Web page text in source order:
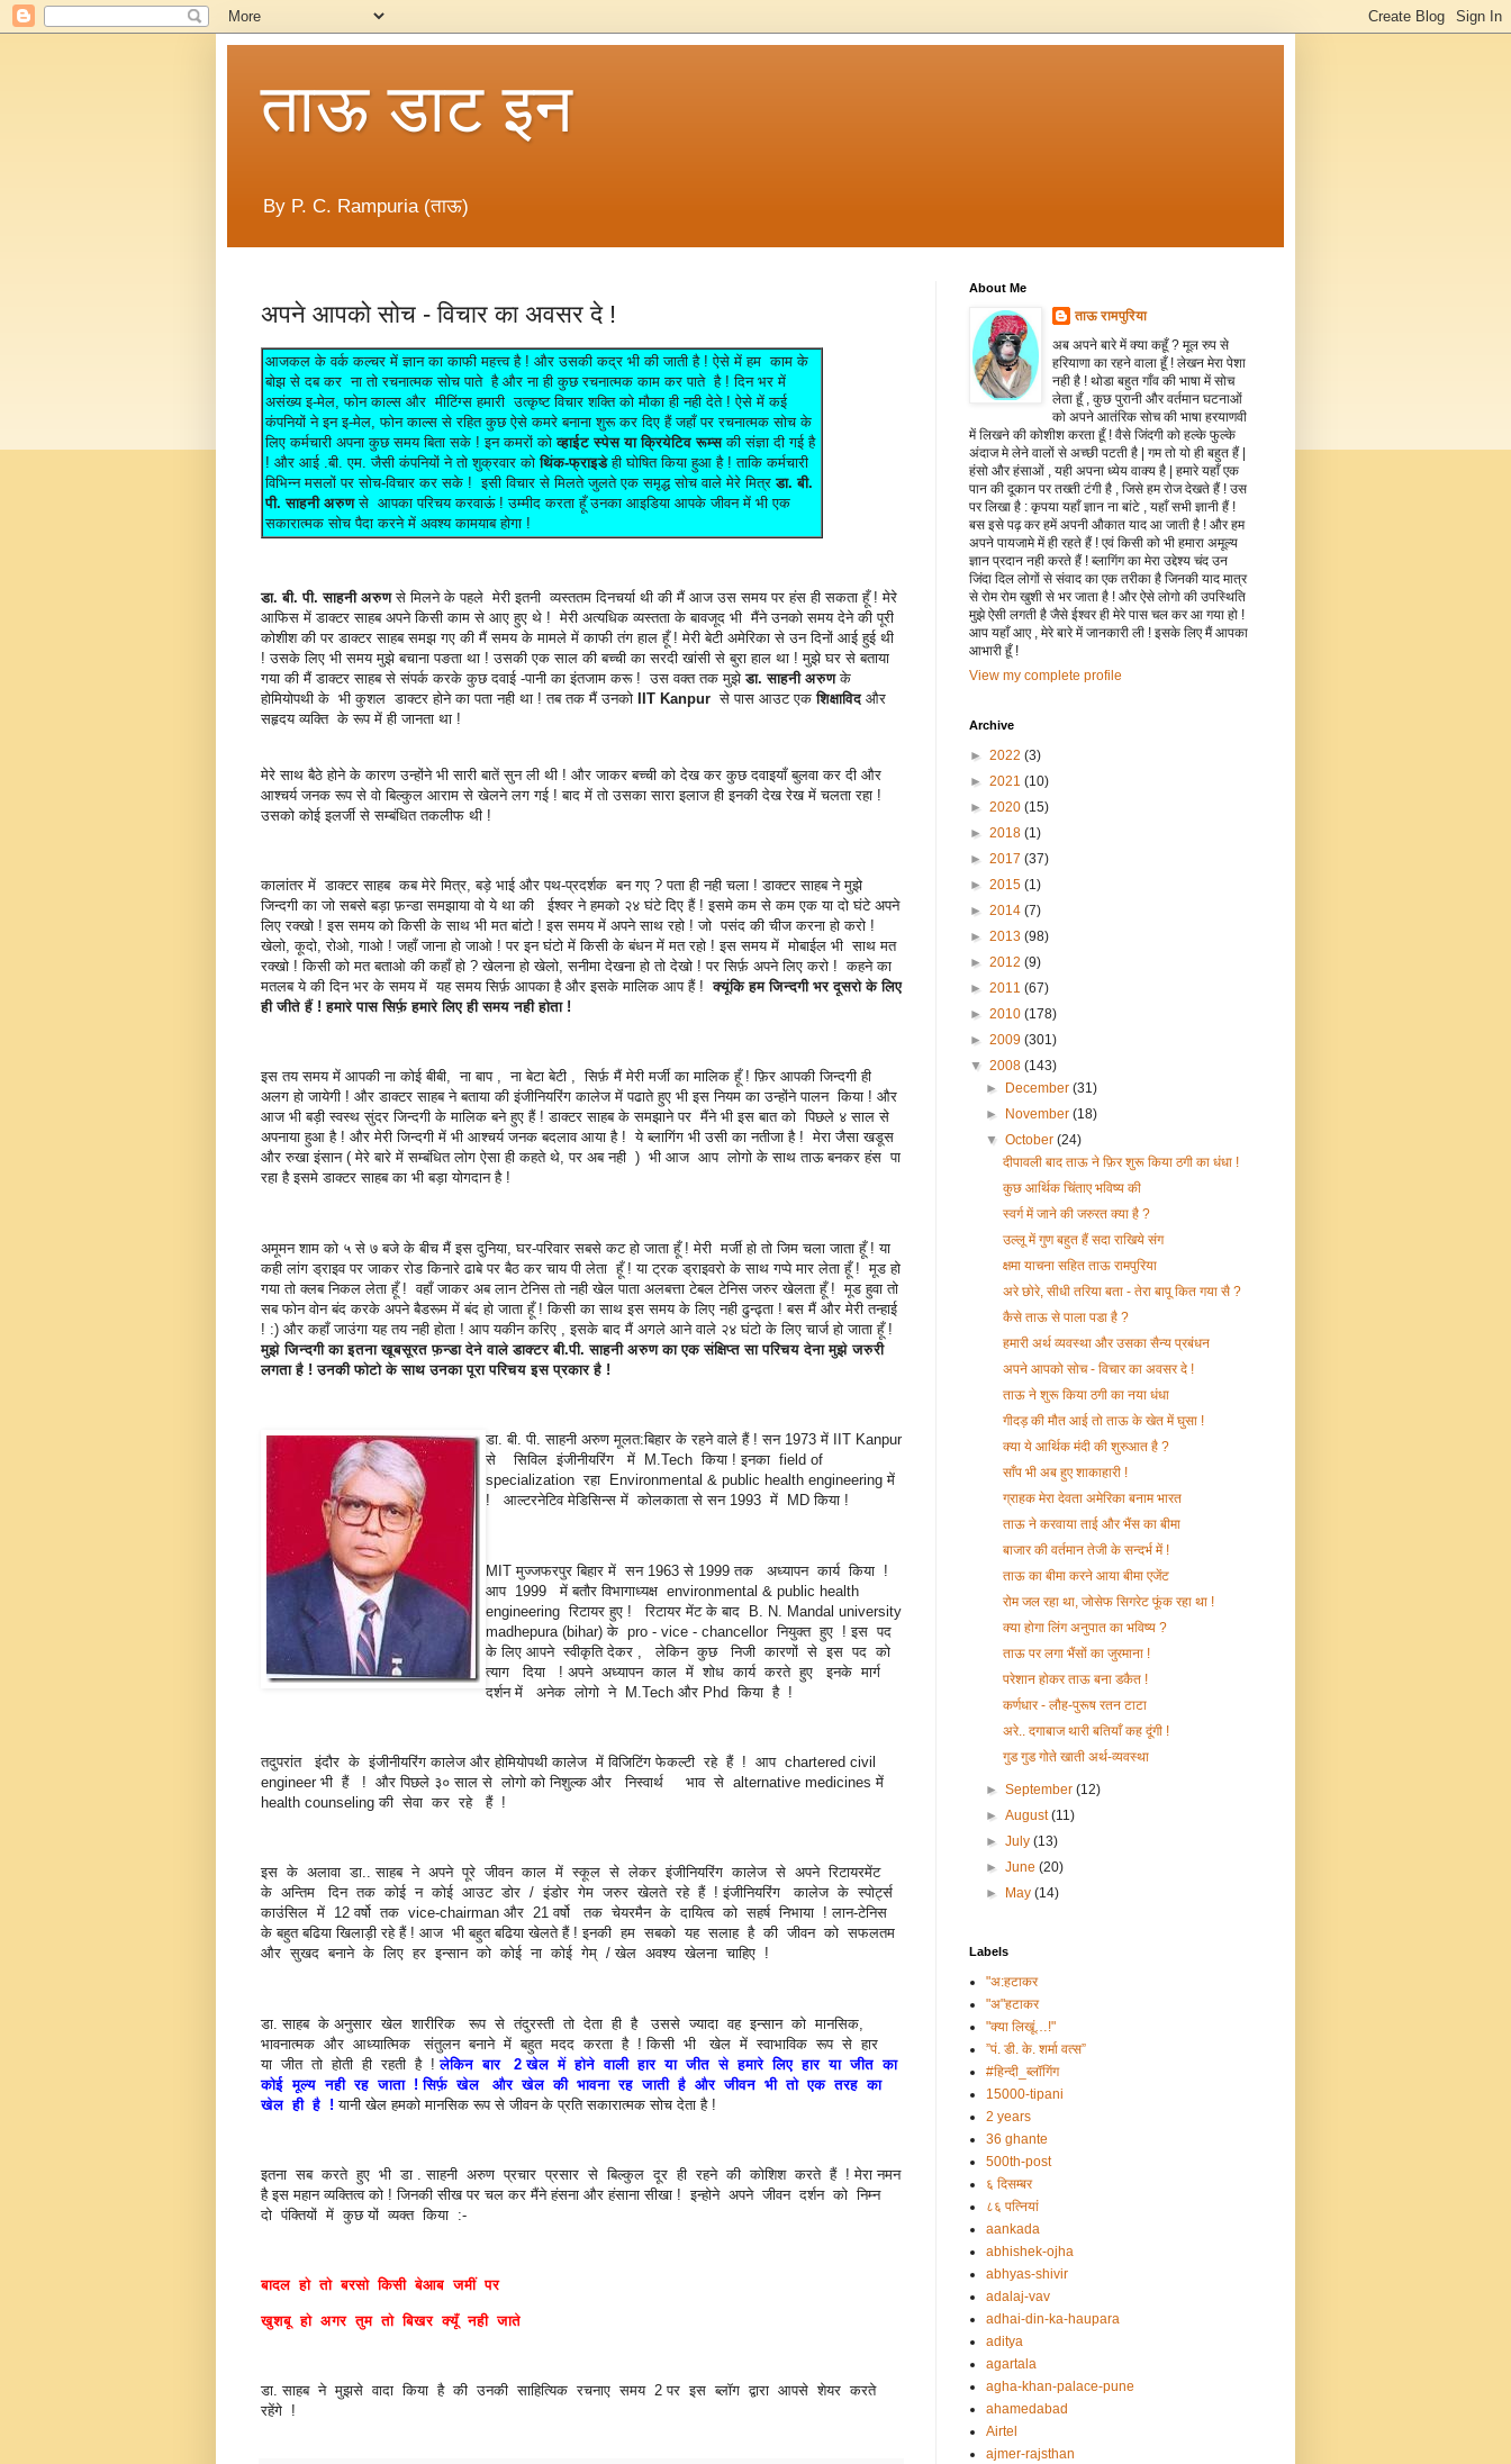
ताऊ डाट इन
By P. C. Rampuria (ताऊ)
अपने आपको सोच - विचार का अवसर दे !
आजकल के वर्क कल्चर में ज्ञान का काफी महत्त्व है ! और उसकी कद्र भी की जाती है ! ऐसे में हम काम के
बोझ से दब कर ना तो रचनात्मक सोच पाते है और ना ही कुछ रचनात्मक काम कर पाते है ! दिन भर में
असंख्य इ-मेल, फोन काल्स और मीटिंग्स हमारी उत्कृष्ट विचार शक्ति को मौका ही नही देते ! ऐसे में कई
कंपनियों ने इन इ-मेल, फोन काल्स से रहित कुछ ऐसे कमरे बनाना शुरू कर दिए हैं जहाँ पर रचनात्मक सोच के
लिए कर्मचारी अपना कुछ समय बिता सके ! इन कमरों कोव्हाईट स्पेस या क्रियेटिव रूम्सकी संज्ञा दी गई है
! और आई .बी. एम. जैसी कंपनियों ने तो शुक्रवार कोथिंक-फ्राइडेही घोषित किया हुआ है ! ताकि कर्मचारी
विभिन्न मसलों पर सोच-विचार कर सके ! इसी विचार से मिलते जुलते एक समृद्ध सोच वाले मेरे मित्रडा. बी.
पी. साहनी अरुणसे आपका परिचय करवाऊं ! उम्मीद करता हूँ उनका आइडिया आपके जीवन में भी एक
सकारात्मक सोच पैदा करने में अवश्य कामयाब होगा !
डा. बी. पी. साहनी अरुणसे मिलने के पहले मेरी इतनी व्यस्ततम दिनचर्या थी की मैं आज उस समय पर हंस ही सकता हूँ ! मेरे
आफिस में डाक्टर साहब अपने किसी काम से आए हुए थे ! मेरी अत्यधिक व्यस्तता के बावजूद भी मैंने उनको समय देने की पूरी
कोशीश की पर डाक्टर साहब समझ गए की मैं समय के मामले में काफी तंग हाल हूँ ! मेरी बेटी अमेरिका से उन दिनों आई हुई थी
! उसके लिए भी समय मुझे बचाना पङता था ! उसकी एक साल की बच्ची का सरदी खांसी से बुरा हाल था ! मुझे घर से बताया
गया की मैं डाक्टर साहब से संपर्क करके कुछ दवाई -पानी का इंतजाम करू ! उस वक्त तक मुझेडा. साहनी अरुणके
होमियोपथी के भी कुशल डाक्टर होने का पता नही था ! तब तक मैं उनको
IIT Kanpur से पास आउट एकशिक्षाविदऔर
सहृदय व्यक्ति के रूप में ही जानता था !
मेरे साथ बैठे होने के कारण उन्होंने भी सारी बातें सुन ली थी ! और जाकर बच्ची को देख कर कुछ दवाइयाँ बुलवा कर दी और
आश्चर्य जनक रूप से वो बिल्कुल आराम से खेलने लग गई ! बाद में तो उसका सारा इलाज ही इनकी देख रेख में चलता रहा !
उसको कोई इलर्जी से सम्बंधित तकलीफ थी !
कालांतर में डाक्टर साहब कब मेरे मित्र, बड़े भाई और पथ-प्रदर्शक बन गए ? पता ही नही चला ! डाक्टर साहब ने मुझे
जिन्दगी का जो सबसे बड़ा फ़न्डा समझाया वो ये था की ईश्वर ने हमको २४ घंटे दिए हैं ! इसमे कम से कम एक या दो घंटे अपने
लिए रक्खो ! इस समय को किसी के साथ भी मत बांटो ! इस समय में अपने साथ रहो ! जो पसंद की चीज करना हो करो !
खेलो, कूदो, रोओ, गाओ ! जहाँ जाना हो जाओ ! पर इन घंटो में किसी के बंधन में मत रहो ! इस समय में मोबाईल भी साथ मत
रक्खो ! किसी को मत बताओ की कहाँ हो ? खेलना हो खेलो, सनीमा देखना हो तो देखो ! पर सिर्फ़ अपने लिए करो ! कहने का
मतलब ये की दिन भर के समय में यह समय सिर्फ़ आपका है और इसके मालिक आप हैं !क्यूंकि हम जिन्दगी भर दूसरो के लिए
ही जीते हैं ! हमारे पास सिर्फ़ हमारे लिए ही समय नही होता !
इस तय समय में आपकी ना कोई बीबी, ना बाप , ना बेटा बेटी , सिर्फ़ मैं मेरी मर्जी का मालिक हूँ ! फ़िर आपकी जिन्दगी ही
अलग हो जायेगी ! और डाक्टर साहब ने बताया की इंजीनियरिंग कालेज में पढाते हुए भी इस नियम का उन्होंने पालन किया ! और
आज भी बड़ी स्वस्थ सुंदर जिन्दगी के मालिक बने हुए हैं ! डाक्टर साहब के समझाने पर मैंने भी इस बात को पिछले ४ साल से
अपनाया हुआ है ! और मेरी जिन्दगी में भी आश्चर्य जनक बदलाव आया है ! ये ब्लागिंग भी उसी का नतीजा है ! मेरा जैसा खडूस
और रुखा इंसान ( मेरे बारे में सम्बंधित लोग ऐसा ही कहते थे, पर अब नही ) भी आज आप लोगो के साथ ताऊ बनकर हंस पा
रहा है इसमे डाक्टर साहब का भी बड़ा योगदान है !
अमूमन शाम को ५ से ७ बजे के बीच मैं इस दुनिया, घर-परिवार सबसे कट हो जाता हूँ ! मेरी मर्जी हो तो जिम चला जाता हूँ ! या
कही लांग ड्राइव पर जाकर रोड किनारे ढाबे पर बैठ कर चाय पी लेता हूँ ! या ट्रक ड्राइवरो के साथ गप्पे मार लेता हूँ ! मूड हो
गया तो क्लब निकल लेता हूँ ! वहाँ जाकर अब लान टेनिस तो नही खेल पाता अलबत्ता टेबल टेनिस जरुर खेलता हूँ ! मूड हुवा तो
सब फोन वोन बंद करके अपने बैडरूम में बंद हो जाता हूँ ! किसी का साथ इस समय के लिए नही ढुन्ढ्ता ! बस मैं और मेरी तन्हाई
! :) और कहाँ जाउंगा यह तय नही होता ! आप यकीन करिए , इसके बाद मैं अगले आने वाले २४ घंटो के लिए चार्ज हो जाता हूँ !
मुझे जिन्दगी का इतना खूबसूरत फ़न्डा देने वाले डाक्टर बी.पी. साहनी अरुण का एक संक्षिप्त सा परिचय देना मुझे जरुरी
लगता है ! उनकी फोटो के साथ उनका पूरा परिचय इस प्रकार है !
डा. बी. पी. साहनी अरुण मूलत:बिहार के रहने वाले हैं ! सन 1973 में IIT Kanpur
से सिविल इंजीनीयरिंग में M.Tech किया ! इनका field of
specialization रहा Environmental & public health engineering में
! आल्टरनेटिव मेडिसिन्स में कोलकाता से सन 1993 में MD किया !
MIT मुज्जफरपुर बिहार में सन 1963 से 1999 तक अध्यापन कार्य किया !
आप 1999 में बतौर विभागाध्यक्ष environmental & public health
engineering रिटायर हुए ! रिटायर मेंट के बाद B. N. Mandal university
madhepura (bihar) के pro - vice - chancellor नियुक्त हुए ! इस पद
के लिए आपने स्वीकृति देकर , लेकिन कुछ निजी कारणों से इस पद को
त्याग दिया ! अपने अध्यापन काल में शोध कार्य करते हुए इनके मार्ग
दर्शन में अनेक लोगो ने M.Tech और Phd किया है !
तदुपरांत इंदौर के इंजीनीयरिंग कालेज और होमियोपथी कालेज में विजिटिंग फेकल्टी रहे हैं ! आप chartered civil
engineer भी हैं ! और पिछले ३० साल से लोगो को निशुल्क और निस्वार्थ भाव से alternative medicines में
health counseling की सेवा कर रहे हैं !
इस के अलावा डा.. साहब ने अपने पूरे जीवन काल में स्कूल से लेकर इंजीनियरिंग कालेज से अपने रिटायरमेंट
के अन्तिम दिन तक कोई न कोई आउट डोर / इंडोर गेम जरुर खेलते रहे हैं ! इंजीनियरिंग कालेज के स्पोर्ट्स
काउंसिल में 12 वर्षो तक vice-chairman और 21 वर्षो तक चेयरमैन के दायित्व को सहर्ष निभाया ! लान-टेनिस
के बहुत बढिया खिलाड़ी रहे हैं ! आज भी बहुत बढिया खेलते हैं ! इनकी हम सबको यह सलाह है की जीवन को सफलतम
और सुखद बनाने के लिए हर इन्सान को कोई ना कोई गेम् / खेल अवश्य खेलना चाहिए !
डा. साहब के अनुसार खेल शारीरिक रूप से तंदुरस्ती तो देता ही है उससे ज्यादा वह इन्सान को मानसिक,
भावनात्मक और आध्यात्मिक संतुलन बनाने में बहुत मदद करता है ! किसी भी खेल में स्वाभाविक रूप से हार
या जीत तो होती ही रहती है !लेकिन बार 2 खेल में होने वाली हार या जीत से हमारे लिए हार या जीत का
कोई मूल्य नही रह जाता ! सिर्फ़ खेल और खेल की भावना रह जाती है और जीवन भी तो एक तरह का
खेल ही है ! यानी खेल हमको मानसिक रूप से जीवन के प्रति सकारात्मक सोच देता है !
इतना सब करते हुए भी डा . साहनी अरुण प्रचार प्रसार से बिल्कुल दूर ही रहने की कोशिश करते हैं ! मेरा नमन
है इस महान व्यक्तित्व को ! जिनकी सीख पर चल कर मैंने हंसना और हंसाना सीखा ! इन्होने अपने जीवन दर्शन को निम्न
दो पंक्तियों में कुछ यों व्यक्त किया :-
बादल हो तो बरसो किसी बेआब जमीं पर
खुशबू हो अगर तुम तो बिखर क्यूँ नही जाते
डा. साहब ने मुझसे वादा किया है की उनकी साहित्यिक रचनाए समय 2 पर इस ब्लॉग द्वारा आपसे शेयर करते
रहेंगे !
About Me
ताऊ रामपुरिया
अब अपने बारे में क्या कहूँ ? मूल रुप से
हरियाणा का रहने वाला हूँ ! लेखन मेरा पेशा
नही है ! थोडा बहुत गाँव की भाषा में सोच
लेता हूँ , कुछ पुरानी और वर्तमान घटनाओं
को अपने आतंरिक सोच की भाषा हरयाणवी
में लिखने की कोशीश करता हूँ ! वैसे जिंदगी को हल्के फुल्के
अंदाज मे लेने वालों से अच्छी पटती है | गम तो यो ही बहुत हैं |
हंसो और हंसाओं , यही अपना ध्येय वाक्य है | हमारे यहाँ एक
पान की दूकान पर तख्ती टंगी है , जिसे हम रोज देखते हैं ! उस
पर लिखा है : कृपया यहाँ ज्ञान ना बांटे , यहाँ सभी ज्ञानी हैं !
बस इसे पढ़ कर हमें अपनी औकात याद आ जाती है ! और हम
अपने पायजामे में ही रहते हैं ! एवं किसी को भी हमारा अमूल्य
ज्ञान प्रदान नही करते हैं ! ब्लागिंग का मेरा उद्देश्य चंद उन
जिंदा दिल लोगों से संवाद का एक तरीका है जिनकी याद मात्र
से रोम रोम खुशी से भर जाता है ! और ऐसे लोगो की उपस्थिति
मुझे ऐसी लगती है जैसे ईश्वर ही मेरे पास चल कर आ गया हो !
आप यहाँ आए , मेरे बारे में जानकारी ली ! इसके लिए मैं आपका
आभारी हूँ !
View my complete profile
Archive
► 2022 (3)
► 2021 (10)
► 2020 (15)
► 2018 (1)
► 2017 (37)
► 2015 (1)
► 2014 (7)
► 2013 (98)
► 2012 (9)
► 2011 (67)
► 2010 (178)
► 2009 (301)
▼ 2008 (143)
►
December(31)
►
November(18)
▼October(24)
दीपावली बाद ताऊ ने फ़िर शुरू किया ठगी का धंधा !
कुछ आर्थिक चिंताए भविष्य की
स्वर्ग में जाने की जरुरत क्या है ?
उल्लू में गुण बहुत हैं सदा राखिये संग
क्षमा याचना सहित ताऊ रामपुरिया
अरे छोरे, सीधी तरिया बता - तेरा बापू कित गया सै ?
कैसे ताऊ से पाला पडा है ?
हमारी अर्थ व्यवस्था और उसका सैन्य प्रबंधन
अपने आपको सोच - विचार का अवसर दे !
ताऊ ने शुरू किया ठगी का नया धंधा
गीदड़ की मौत आई तो ताऊ के खेत में घुसा !
क्या ये आर्थिक मंदी की शुरुआत है ?
साँप भी अब हुए शाकाहारी !
ग्राहक मेरा देवता अमेरिका बनाम भारत
ताऊ ने करवाया ताई और भैंस का बीमा
बाजार की वर्तमान तेजी के सन्दर्भ में !
ताऊ का बीमा करने आया बीमा एजेंट
रोम जल रहा था, जोसेफ सिगरेट फूंक रहा था !
क्या होगा लिंग अनुपात का भविष्य ?
ताऊ पर लगा भैंसों का जुरमाना !
परेशान होकर ताऊ बना डकैत !
कर्णधार - लौह-पुरूष रतन टाटा
अरे.. दगाबाज थारी बतियाँ कह दूंगी !
गुड गुड गोते खाती अर्थ-व्यवस्था
►September(12)
►August(11)
►July(13)
►June(20)
►
May(14)
Labels
"अ:हटाकर
"अ"हटाकर
"क्या लिखूं…!"
”पं. डी. के. शर्मा वत्स”
#हिन्दी_ब्लॉगिंग
15000-tipani
2 years
36 ghante
500th-post
६ दिसम्बर
८६ पत्नियां
aankada
abhishek-ojha
abhyas-shivir
adalaj-vav
adhai-din-ka-haupara
aditya
agartala
agha-khan-palace-pune
ahamedabad
Airtel
ajmer-rajsthan